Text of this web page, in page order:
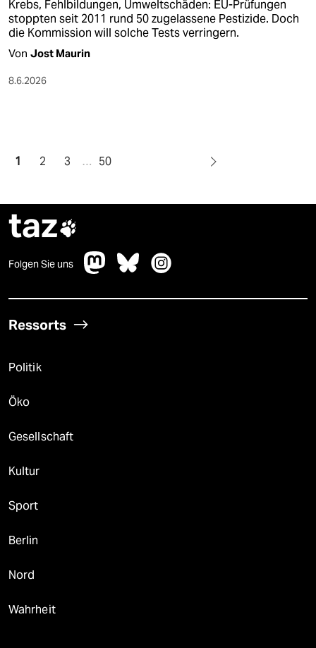
Krebs, Fehlbildungen, Umweltschäden: EU-Prüfungen
stoppten seit 2011 rund 50 zugelassene Pestizide. Doch
die Kommission will solche Tests verringern.
Von Jost Maurin
8.6.2026
1 2 3 … 50
taz
Folgen Sie uns
Ressorts
Politik
Öko
Gesellschaft
Kultur
Sport
Berlin
Nord
Wahrheit